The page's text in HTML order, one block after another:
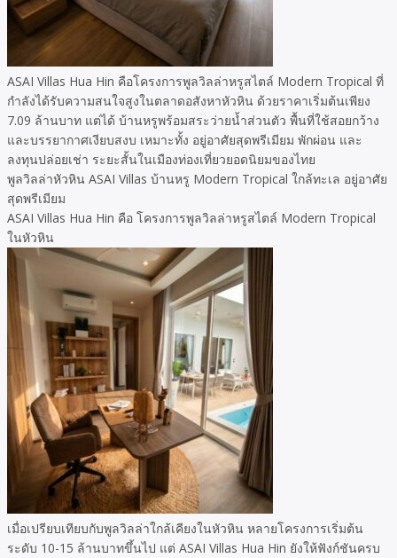
ASAI Villas Hua Hin คือโครงการพูลวิลล่าหรูสไตล์ Modern Tropical ที่
กำลังได้รับความสนใจสูงในตลาดอสังหาหัวหิน ด้วยราคาเริ่มต้นเพียง
7.09 ล้านบาท แต่ได้ บ้านหรูพร้อมสระว่ายน้ำส่วนตัว พื้นที่ใช้สอยกว้าง
และบรรยากาศเงียบสงบ เหมาะทั้ง อยู่อาศัยสุดพรีเมียม พักผ่อน และ
ลงทุนปล่อยเช่า ระยะสั้นในเมืองท่องเที่ยวยอดนิยมของไทย
พูลวิลล่าหัวหิน ASAI Villas บ้านหรู Modern Tropical ใกล้ทะเล อยู่อาศัย
สุดพรีเมียม
ASAI Villas Hua Hin คือ โครงการพูลวิลล่าหรูสไตล์ Modern Tropical
ในหัวหิน
เมื่อเปรียบเทียบกับพูลวิลล่าใกล้เคียงในหัวหิน หลายโครงการเริ่มต้น
ระดับ 10-15 ล้านบาทขึ้นไป แต่ ASAI Villas Hua Hin ยังให้ฟังก์ชันครบ